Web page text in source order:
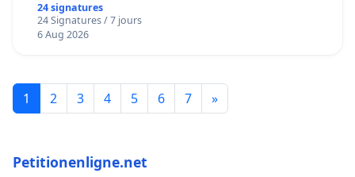
24 signatures
24 Signatures / 7 jours
6 Aug 2026
1 2 3 4 5 6 7 »
Petitionenligne.net